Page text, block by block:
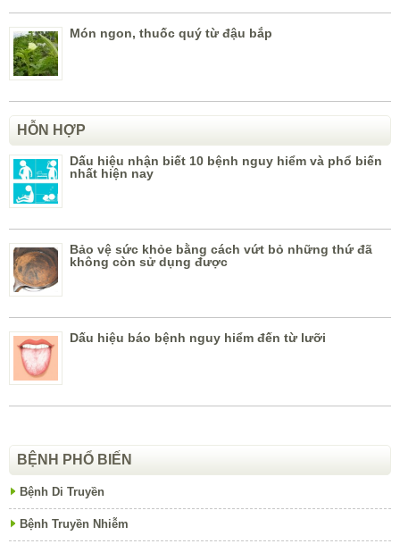
Món ngon, thuốc quý từ đậu bắp
HỖN HỢP
Dấu hiệu nhận biết 10 bệnh nguy hiểm và phổ biến
nhất hiện nay
Bảo vệ sức khỏe bằng cách vứt bỏ những thứ đã
không còn sử dụng được
Dấu hiệu báo bệnh nguy hiểm đến từ lưỡi
BỆNH PHỔ BIẾN
Bệnh Di Truyền
Bệnh Truyền Nhiễm